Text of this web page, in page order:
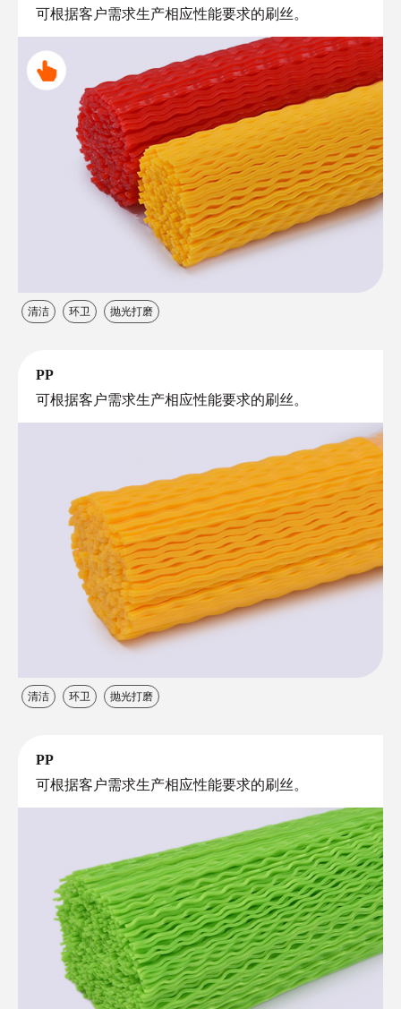
可根据客户需求生产相应性能要求的刷丝。
清洁 环卫 抛光打磨
PP
可根据客户需求生产相应性能要求的刷丝。
清洁 环卫 抛光打磨
PP
可根据客户需求生产相应性能要求的刷丝。